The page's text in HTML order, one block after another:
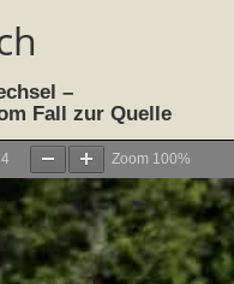
–
Fall zur Quelle
4 Zoom 100%